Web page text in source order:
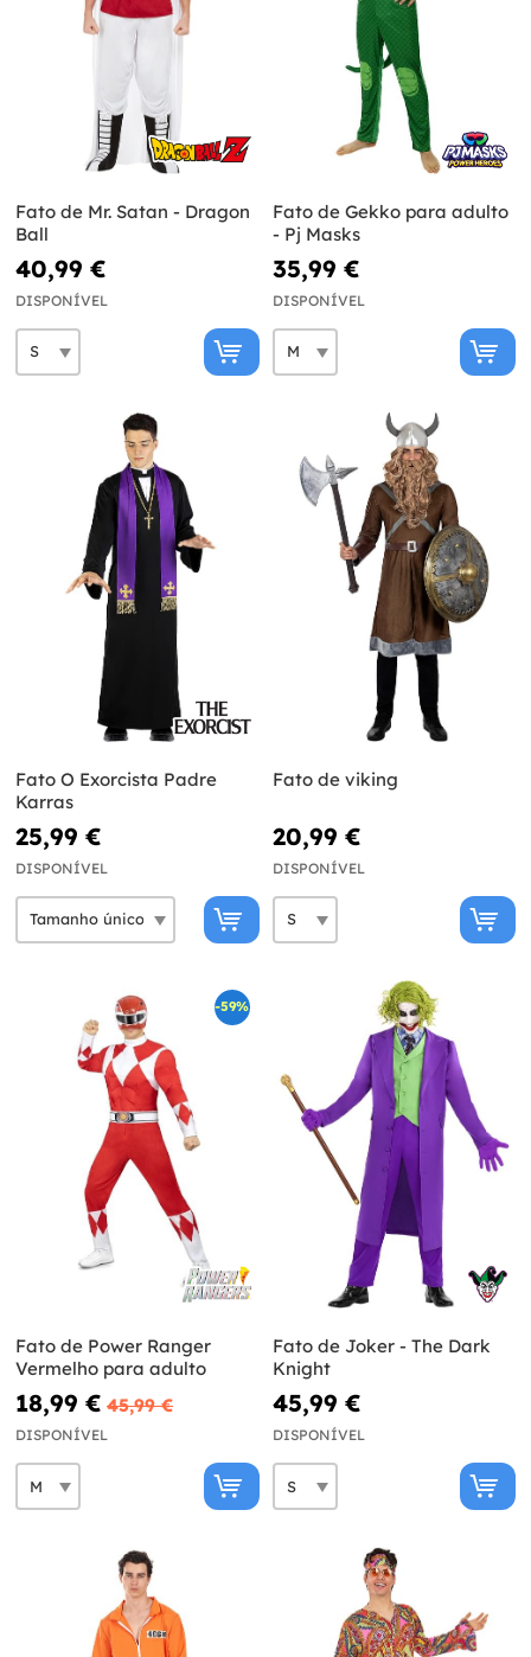
Fato de Mr. Satan - Dragon
Ball
40,99 €
DISPONÍVEL
Fato de Gekko para adulto
- Pj Masks
35,99 €
DISPONÍVEL
Fato O Exorcista Padre
Karras
25,99 €
DISPONÍVEL
Fato de viking
20,99 €
DISPONÍVEL
-59%
Fato de Power Ranger
Vermelho para adulto
18,99 € 45,99 €
DISPONÍVEL
Fato de Joker - The Dark
Knight
45,99 €
DISPONÍVEL